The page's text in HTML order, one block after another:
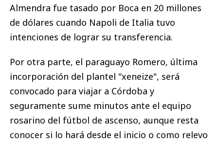
Almendra fue tasado por Boca en 20 millones
de dólares cuando Napoli de Italia tuvo
intenciones de lograr su transferencia.
Por otra parte, el paraguayo Romero, última
incorporación del plantel "xeneize", será
convocado para viajar a Córdoba y
seguramente sume minutos ante el equipo
rosarino del fútbol de ascenso, aunque resta
conocer si lo hará desde el inicio o como relevo